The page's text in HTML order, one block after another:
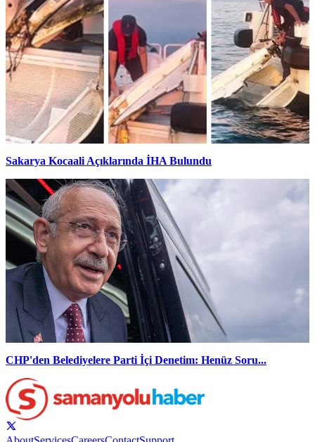
Sakarya Kocaali Açıklarında İHA Bulundu
CHP'den Belediyelere Parti İçi Denetim: Henüz Soru...